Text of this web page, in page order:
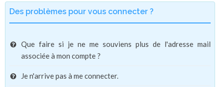
Des problèmes pour vous connecter ?
Que faire si je ne me souviens plus de l'adresse mail
associée à mon compte ?
Je n'arrive pas à me connecter.